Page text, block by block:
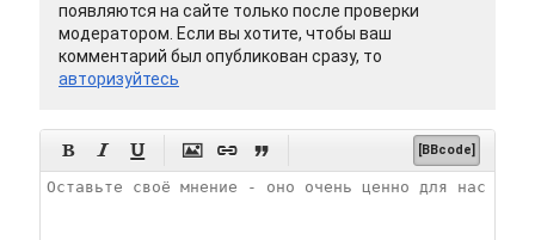
появляются на сайте только после проверки
модератором. Если вы хотите, чтобы ваш
комментарий был опубликован сразу, то
авторизуйтесь
      [BBcode]